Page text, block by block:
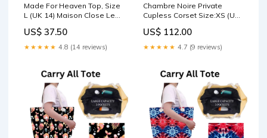
Made For Heaven Top, Size
L (UK 14) Maison Close Le
US$ 37.50
★★★★★ 4.8 (14 reviews)
Chambre Noire Private
Cupless Corset Size:XS (UK
US$ 112.00
★★★★★ 4.7 (9 reviews)